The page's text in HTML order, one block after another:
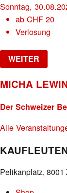
Sonntag,
abCHF 20
Verlosung
WEITER
MICHA
Der Schweizer
Alle
Pelikanplatz, 8001